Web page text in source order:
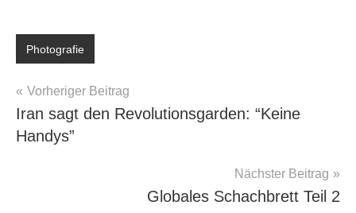
Photografie
Beitragsnavigation
Vorheriger Beitrag
Iran sagt den Revolutionsgarden: “Keine
Handys”
Nächster Beitrag
Globales Schachbrett Teil 2